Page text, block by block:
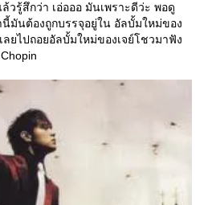
วรู้สึกว่า เอ่อออ มันเพราะดีว่ะ พอดู
นี้มันต้องถูกบรรจุอยู่ใน อัลบั้มใหม่ของ
ลยไปถอยอัลบั้มใหม่ของเจย์โชวมาฟัง